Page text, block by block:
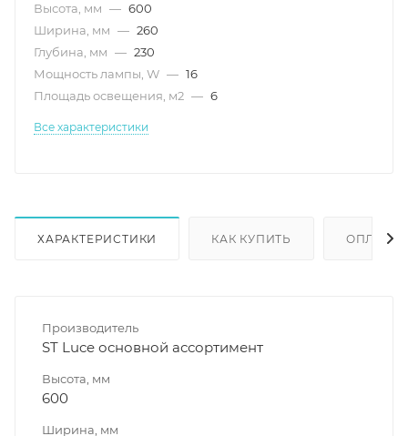
Высота, мм — 600
Ширина, мм — 260
Глубина, мм — 230
Мощность лампы, W — 16
Площадь освещения, м2 — 6
Все характеристики
ХАРАКТЕРИСТИКИ КАК КУПИТЬ ОПЛАТА
Производитель
ST Luce основной ассортимент
Высота, мм
600
Ширина, мм